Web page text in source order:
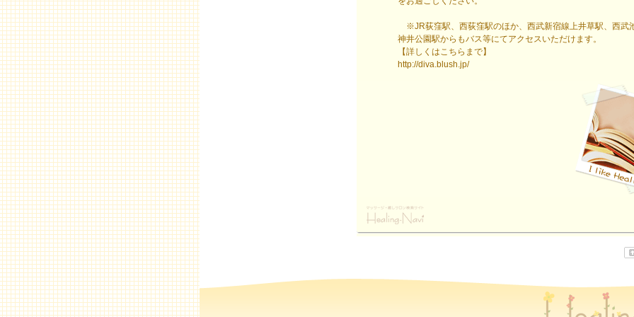
※JR荻窪駅、西荻窪駅のほか、西武新宿線上井草駅、西武
神井公園駅からもバス等にてアクセスいただけます。
【詳しくはこちらまで】
http://diva.blush.jp/